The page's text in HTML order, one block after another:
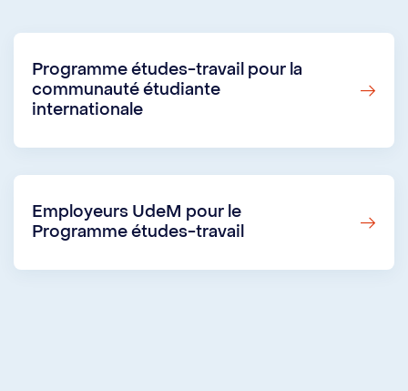
Programme études-travail pour la
communauté étudiante
internationale
Employeurs UdeM pour le
Programme études-travail